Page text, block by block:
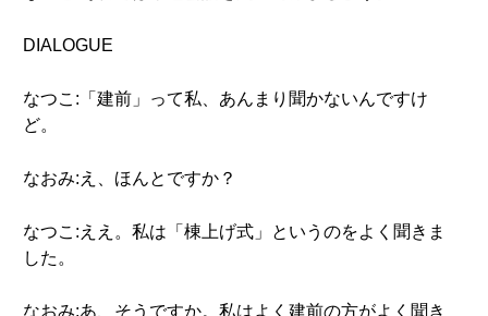
DIALOGUE
なつこ:「建前」って私、あんまり聞かないんですけ
ど。
なおみ:え、ほんとですか？
なつこ:ええ。私は「棟上げ式」というのをよく聞きま
した。
なおみ:あ、そうですか。私はよく建前の方がよく聞き